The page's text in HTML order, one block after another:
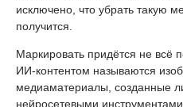
исключено, что убрать такую
получится.
Маркировать придётся не
ИИ-контентом называются
медиаматериалы, созданные
нейросетевыми